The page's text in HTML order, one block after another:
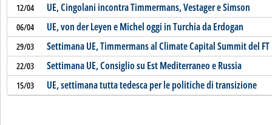
12/04 UE, Cingolani incontra Timmermans, Vestager e Simson
06/04 UE, von der Leyen e Michel oggi in Turchia da Erdogan
29/03 Settimana UE, Timmermans al Climate Capital Summit del FT
22/03 Settimana UE, Consiglio su Est Mediterraneo e Russia
15/03 UE, settimana tutta tedesca per le politiche di transizione